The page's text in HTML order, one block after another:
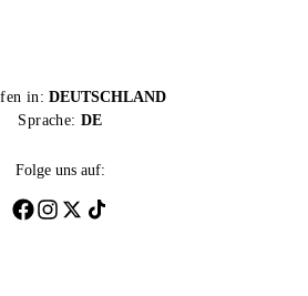
in: DEUTSCHLAND
Sprache: DE
Folge uns auf: